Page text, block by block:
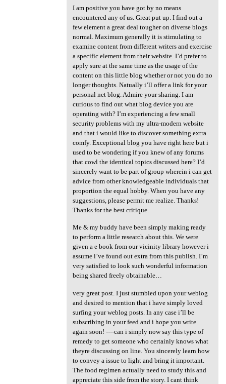
I am positive you have got by no means
encountered any of us. Great put up. I find out a
few element a great deal tougher on diverse blogs
normal. Maximum generally it is stimulating to
examine content from different writers and exercise
a specific element from their website. I’d prefer to
apply sure at the same time as the usage of the
content on this little blog whether or not you do no
longer thoughts. Natually i’ll offer a link for your
personal net blog. Admire your sharing. I am
curious to find out what blog device you are
operating with? I’m experiencing a few small
security problems with my ultra-modern website
and that i would like to discover something extra
comfy. Exceptional blog you have right here but i
used to be wondering if you knew of any forums
that cowl the identical topics discussed here? I’d
sincerely want to be part of group wherein i can get
advice from other knowledgeable individuals that
proportion the equal hobby. When you have any
suggestions, please permit me realize. Thanks!
Thanks for the best critique.
Me & my buddy have been simply making ready
to perform a little research about this. We were
given a e book from our vicinity library however i
assume i’ve found out extra from this publish. I’m
very satisfied to look such wonderful information
being shared freely obtainable…
very great post. I just stumbled upon your weblog
and desired to mention that i have simply loved
surfing your weblog posts. In any case i’ll be
subscribing in your feed and i hope you write
again soon! ----can i simply now say this type of
remedy to get someone who certainly knows what
theyre discussing on line. You sincerely learn how
to convey a issue to light and bring it important.
The food regimen actually need to study this and
appreciate this side from the story. I cant think